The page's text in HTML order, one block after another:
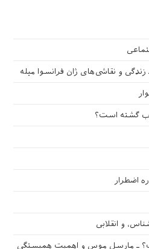
و نقاشی‌های ژان فرانسوا میله
گشته است؟
اضطرار
و انقلابی
ـ مارسل موس و اهمیت همبستگی